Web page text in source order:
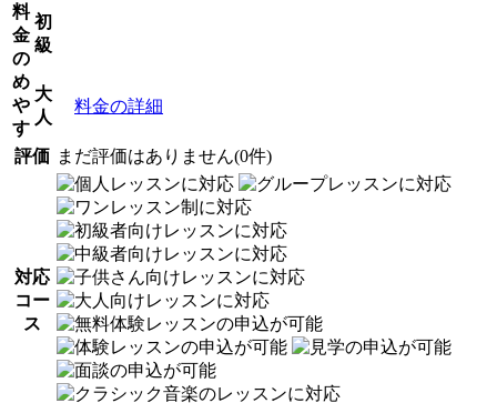
料
金
の
め
や
す
初
級
大
人
料金の詳細
評価 まだ評価はありません(0件)
対応
コー
ス